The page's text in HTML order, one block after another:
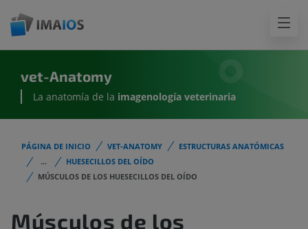
vet-Anatomy
La anatomía de la imagenología veterinaria
PÁGINA DE INICIO VET-ANATOMY
ESTRUCTURAS ANATÓMICAS
...
HUESECILLOS DEL OÍDO
MÚSCULOS DE LOS HUESECILLOS DEL OÍDO
Músculos de los